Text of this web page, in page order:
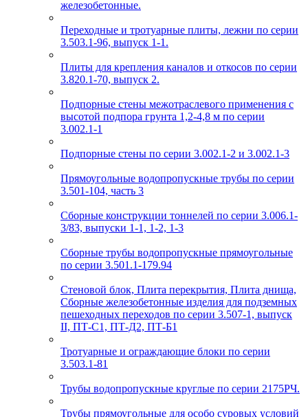
железобетонные.
Переходные и тротуарные плиты, лежни по серии
3.503.1-96, выпуск 1-1.
Плиты для крепления каналов и откосов по серии
3.820.1-70, выпуск 2.
Подпорные стены межотраслевого применения с
высотой подпора грунта 1,2-4,8 м по серии
3.002.1-1
Подпорные стены по серии 3.002.1-2 и 3.002.1-3
Прямоугольные водопропускные трубы по серии
3.501-104, часть 3
Сборные конструкции тоннелей по серии 3.006.1-
3/83, выпуски 1-1, 1-2, 1-3
Сборные трубы водопропускные прямоугольные
по серии 3.501.1-179.94
Стеновой блок, Плита перекрытия, Плита днища,
Сборные железобетонные изделия для подземных
пешеходных переходов по серии 3.507-1, выпуск
II, ПТ-С1, ПТ-Д2, ПТ-Б1
Тротуарные и ограждающие блоки по серии
3.503.1-81
Трубы водопропускные круглые по серии 2175РЧ.
Трубы прямоугольные для особо суровых условий